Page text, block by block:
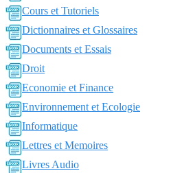
Cours et Tutoriels
Dictionnaires et Glossaires
Documents et Essais
Droit
Economie et Finance
Environnement et Ecologie
Informatique
Lettres et Memoires
Livres Audio